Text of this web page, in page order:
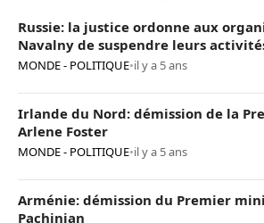
Russie: la justice ordonne aux
Navalny de suspendre leurs
MONDE - POLITIQUE•il y a 5 ans
Irlande du Nord: démission de la
Arlene Foster
MONDE - POLITIQUE•il y a 5 ans
Arménie: démission du Premier
Pachinian